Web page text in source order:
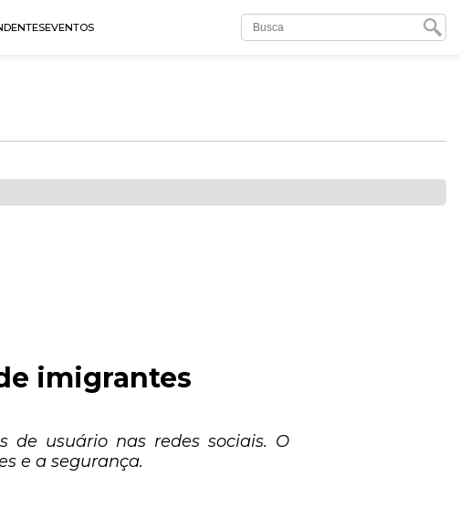
EVENTOS
imigrantes
de usuário nas redes sociais. O
e a segurança.